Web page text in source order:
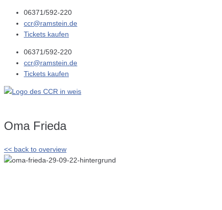
06371/592-220
ccr@ramstein.de
Tickets kaufen
06371/592-220
ccr@ramstein.de
Tickets kaufen
Oma Frieda
<< back to overview